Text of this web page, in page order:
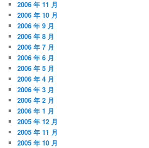
2006 年 11 月
2006 年 10 月
2006 年 9 月
2006 年 8 月
2006 年 7 月
2006 年 6 月
2006 年 5 月
2006 年 4 月
2006 年 3 月
2006 年 2 月
2006 年 1 月
2005 年 12 月
2005 年 11 月
2005 年 10 月